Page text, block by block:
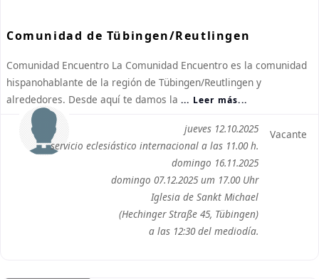
Comunidad de Tübingen/Reutlingen
Comunidad Encuentro La Comunidad Encuentro es la comunidad
hispanohablante de la región de Tübingen/Reutlingen y
alrededores. Desde aquí te damos la ... Leer más...
Vacante
jueves 12.10.2025
servicio eclesiástico internacional a las 11.00 h.
domingo 16.11.2025
domingo 07.12.2025 um 17.00 Uhr
Iglesia de Sankt Michael
(Hechinger Straße 45, Tübingen)
a las 12:30 del mediodía.